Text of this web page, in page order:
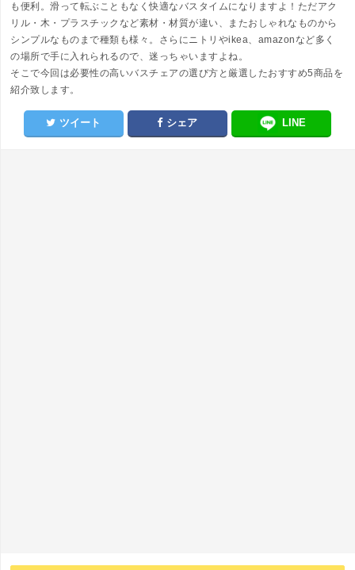
も便利。滑って転ぶこともなく快適なバスタイムになりますよ！ただアク
リル・木・プラスチックなど素材・材質が違い、またおしゃれなものから
シンプルなものまで種類も様々。さらにニトリやikea、amazonなど多く
の場所で手に入れられるので、迷っちゃいますよね。
そこで今回は必要性の高いバスチェアの選び方と厳選したおすすめ5商品を
紹介致します。
ツイート シェア LINE